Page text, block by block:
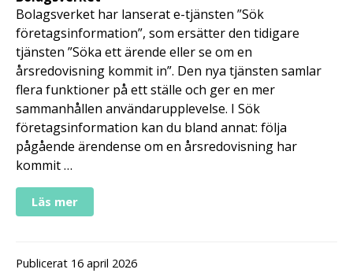
Bolagsverket har lanserat e-tjänsten ”Sök
företagsinformation”, som ersätter den tidigare
tjänsten ”Söka ett ärende eller se om en
årsredovisning kommit in”. Den nya tjänsten samlar
flera funktioner på ett ställe och ger en mer
sammanhållen användarupplevelse. I Sök
företagsinformation kan du bland annat: följa
pågående ärendense om en årsredovisning har
kommit …
Läs mer
Publicerat 16 april 2026